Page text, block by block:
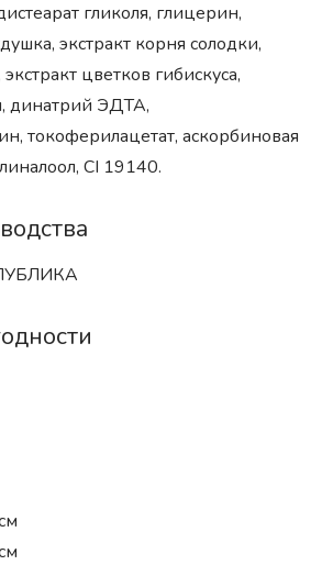
гликоля, глицерин,
экстракт корня солодки,
цветков гибискуса,
динатрий ЭДТА,
токоферилацетат, аскорбиновая
CI 19140.